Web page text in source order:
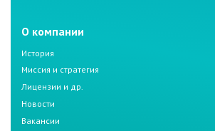
О компании
История
Миссия и стратегия
Лицензии и др.
Новости
Вакансии